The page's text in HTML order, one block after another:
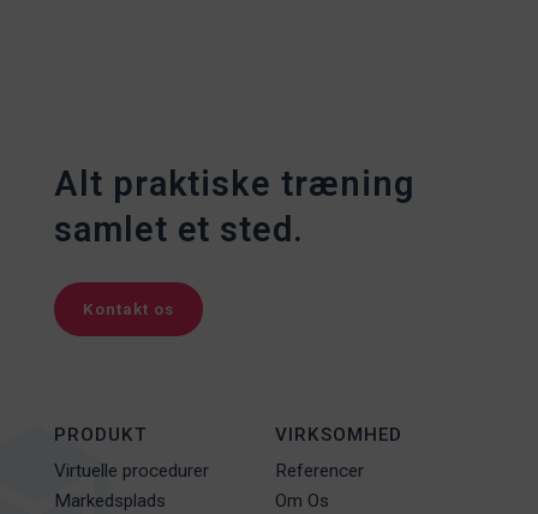
Alt praktiske træning
samlet et sted.
Kontakt os
PRODUKT
Virtuelle procedurer
Markedsplads
VIRKSOMHED
Referencer
Om Os